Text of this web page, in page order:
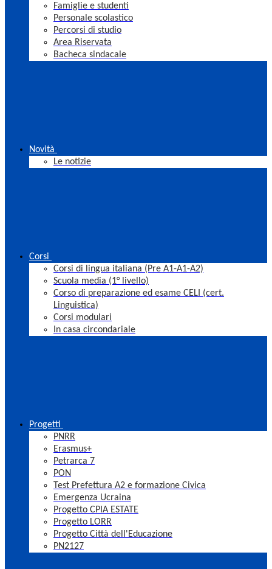
Famiglie e studenti
Personale scolastico
Percorsi di studio
Area Riservata
Bacheca sindacale
Novità
Le notizie
Corsi
Corsi di lingua italiana (Pre A1-A1-A2)
Scuola media (1° livello)
Corso di preparazione ed esame CELI (cert.
Linguistica)
Corsi modulari
In casa circondariale
Progetti
PNRR
Erasmus+
Petrarca 7
PON
Test Prefettura A2 e formazione Civica
Emergenza Ucraina
Progetto CPIA ESTATE
Progetto LORR
Progetto Città dell'Educazione
PN2127